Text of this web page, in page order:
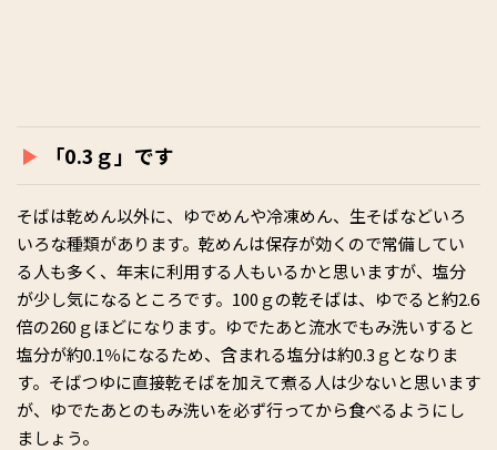
「0.3ｇ」です
そばは乾めん以外に、ゆでめんや冷凍めん、生そばなどいろ
いろな種類があります。乾めんは保存が効くので常備してい
る人も多く、年末に利用する人もいるかと思いますが、塩分
が少し気になるところです。100ｇの乾そばは、ゆでると約2.6
倍の260ｇほどになります。ゆでたあと流水でもみ洗いすると
塩分が約0.1％になるため、含まれる塩分は約0.3ｇとなりま
す。そばつゆに直接乾そばを加えて煮る人は少ないと思います
が、ゆでたあとのもみ洗いを必ず行ってから食べるようにし
ましょう。